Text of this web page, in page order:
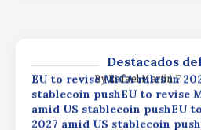
Destacados
targets $530M
ByRafael Martín F.
EU to revise MiCA rules in
stablecoin pushEU to revise
amid US stablecoin pushEU
2027 amid US stablecoin push